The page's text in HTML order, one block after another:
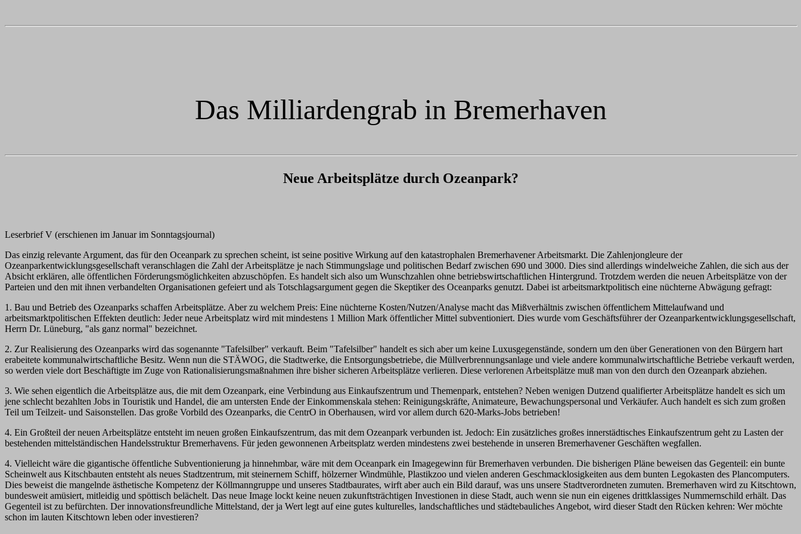
Das Milliardengrab in Bremerhaven
Neue Arbeitsplätze durch Ozeanpark?
Leserbrief V (erschienen im Januar im Sonntagsjournal)
Das einzig relevante Argument, das für den Oceanpark zu sprechen scheint, ist seine positive Wirkung auf den katastrophalen Bremerhavener Arbeitsmarkt. Die Zahlenjongleure der
Ozeanparkentwicklungsgesellschaft veranschlagen die Zahl der Arbeitsplätze je nach Stimmungslage und politischen Bedarf zwischen 690 und 3000. Dies sind allerdings windelweiche Zahlen, die sich aus der
Absicht erklären, alle öffentlichen Förderungsmöglichkeiten abzuschöpfen. Es handelt sich also um Wunschzahlen ohne betriebswirtschaftlichen Hintergrund. Trotzdem werden die neuen Arbeitsplätze von der
Parteien und den mit ihnen verbandelten Organisationen gefeiert und als Totschlagsargument gegen die Skeptiker des Oceanparks genutzt. Dabei ist arbeitsmarktpolitisch eine nüchterne Abwägung gefragt:
1. Bau und Betrieb des Ozeanparks schaffen Arbeitsplätze. Aber zu welchem Preis: Eine nüchterne Kosten/Nutzen/Analyse macht das Mißverhältnis zwischen öffentlichem Mittelaufwand und
arbeitsmarktpolitischen Effekten deutlich: Jeder neue Arbeitsplatz wird mit mindestens 1 Million Mark öffentlicher Mittel subventioniert. Dies wurde vom Geschäftsführer der Ozeanparkentwicklungsgesellschaft,
Herrn Dr. Lüneburg, "als ganz normal" bezeichnet.
2. Zur Realisierung des Ozeanparks wird das sogenannte "Tafelsilber" verkauft. Beim "Tafelsilber" handelt es sich aber um keine Luxusgegenstände, sondern um den über Generationen von den Bürgern hart
erabeitete kommunalwirtschaftliche Besitz. Wenn nun die STÄWOG, die Stadtwerke, die Entsorgungsbetriebe, die Müllverbrennungsanlage und viele andere kommunalwirtschaftliche Betriebe verkauft werden,
so werden viele dort Beschäftigte im Zuge von Rationalisierungsmaßnahmen ihre bisher sicheren Arbeitsplätze verlieren. Diese verlorenen Arbeitsplätze muß man von den durch den Ozeanpark abziehen.
3. Wie sehen eigentlich die Arbeitsplätze aus, die mit dem Ozeanpark, eine Verbindung aus Einkaufszentrum und Themenpark, entstehen? Neben wenigen Dutzend qualifierter Arbeitsplätze handelt es sich um
jene schlecht bezahlten Jobs in Touristik und Handel, die am untersten Ende der Einkommenskala stehen: Reinigungskräfte, Animateure, Bewachungspersonal und Verkäufer. Auch handelt es sich zum großen
Teil um Teilzeit- und Saisonstellen. Das große Vorbild des Ozeanparks, die CentrO in Oberhausen, wird vor allem durch 620-Marks-Jobs betrieben!
4. Ein Großteil der neuen Arbeitsplätze entsteht im neuen großen Einkaufszentrum, das mit dem Ozeanpark verbunden ist. Jedoch: Ein zusätzliches großes innerstädtisches Einkaufszentrum geht zu Lasten der
bestehenden mittelständischen Handelsstruktur Bremerhavens. Für jeden gewonnenen Arbeitsplatz werden mindestens zwei bestehende in unseren Bremerhavener Geschäften wegfallen.
4. Vielleicht wäre die gigantische öffentliche Subventionierung ja hinnehmbar, wäre mit dem Oceanpark ein Imagegewinn für Bremerhaven verbunden. Die bisherigen Pläne beweisen das Gegenteil: ein bunte
Scheinwelt aus Kitschbauten entsteht als neues Stadtzentrum, mit steinernem Schiff, hölzerner Windmühle, Plastikzoo und vielen anderen Geschmacklosigkeiten aus dem bunten Legokasten des Plancomputers.
Dies beweist die mangelnde ästhetische Kompetenz der Köllmanngruppe und unseres Stadtbaurates, wirft aber auch ein Bild darauf, was uns unsere Stadtverordneten zumuten. Bremerhaven wird zu Kitschtown,
bundesweit amüsiert, mitleidig und spöttisch belächelt. Das neue Image lockt keine neuen zukunftsträchtigen Investionen in diese Stadt, auch wenn sie nun ein eigenes drittklassiges Nummernschild erhält. Das
Gegenteil ist zu befürchten. Der innovationsfreundliche Mittelstand, der ja Wert legt auf eine gutes kulturelles, landschaftliches und städtebauliches Angebot, wird dieser Stadt den Rücken kehren: Wer möchte
schon im lauten Kitschtown leben oder investieren?